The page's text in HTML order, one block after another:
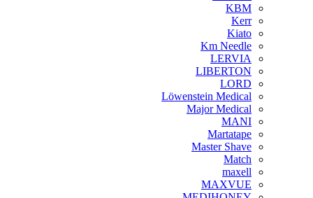
KBM
Kerr
Kiato
Km Needle
LERVIA
LIBERTON
LORD
Löwenstein Medical
Major Medical
MANI
Martatape
Master Shave
Match
maxell
MAXVUE